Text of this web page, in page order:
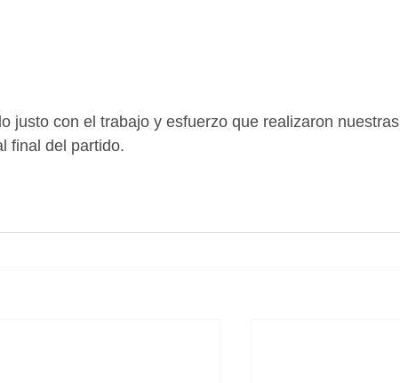
justo con el trabajo y esfuerzo que realizaron nuestras
final del partido.